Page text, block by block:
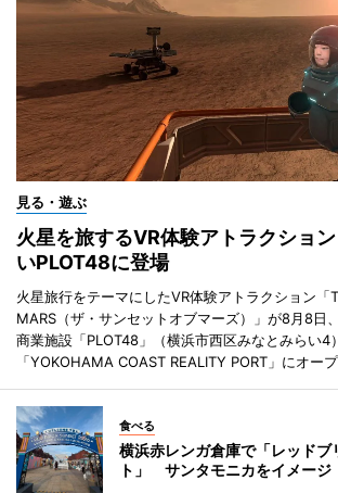
見る・遊ぶ
火星を旅するVR体験アトラクショ
いPLOT48に登場
火星旅行をテーマにしたVR体験アトラクション「
MARS（ザ・サンセットオブマーズ）」が8月8日
商業施設「PLOT48」（横浜市西区みなとみらい4
「YOKOHAMA COAST REALITY PORT」にオープ
食べる
横浜赤レンガ倉庫で「レッドブ
ト」 サンタモニカをイメージ